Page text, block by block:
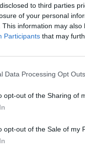
to third parties
of your personal
This information may
Participants that may
Data Processing Opt Outs
opt-out of the Sharing of
opt-out of the Sale of my
με τους